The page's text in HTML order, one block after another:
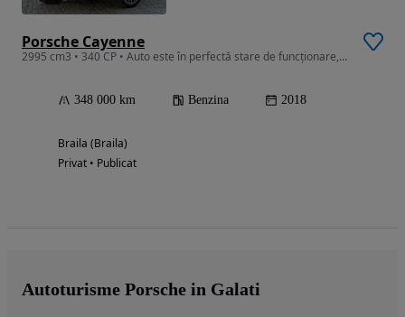
Porsche Cayenne
2995 cm3 • 340 CP • Auto este în perfectă stare de funcționare, unic propietar !
348 000 km Benzina 2018
Braila (Braila)
Privat • Publicat
Autoturisme Porsche in Galati